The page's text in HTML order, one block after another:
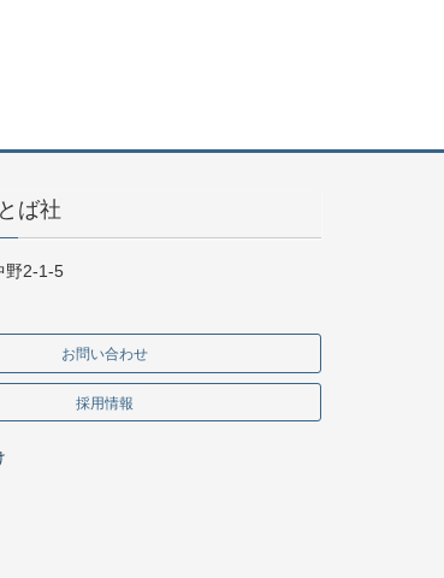
ば社
野2-1-5
お問い合わせ
採用情報